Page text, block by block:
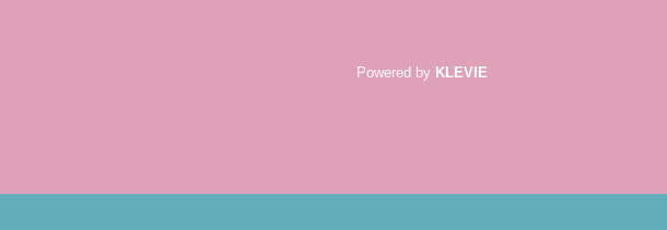
Powered by KLEVIE